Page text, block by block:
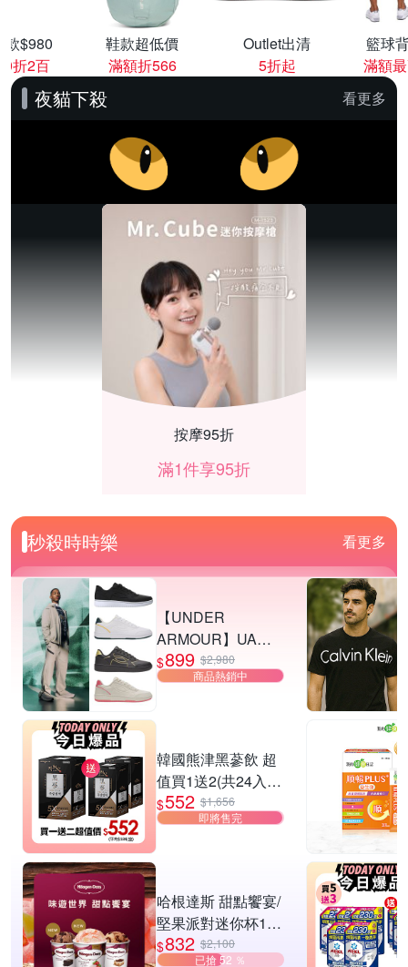
款$980
折2百
鞋款超低價
滿額折566
Outlet出清
5折起
籃球
滿額
夜貓下殺 看更多
按摩95折
滿1件享95折
SONY限時折1000
滿1件折$1000
秒殺時時樂 看更多
【UNDER
ARMOUR】UA
Tempo 運動休閒鞋
多款任選
$899 $2,980
商品熱銷中
韓國熊津黑蔘飲 超
值買1送2(共24入
組)
$552 $1,656
即將售完
哈根達斯 甜點饗宴/
堅果派對迷你杯16
入組 任選
$832 $2,100
已搶 52 ％